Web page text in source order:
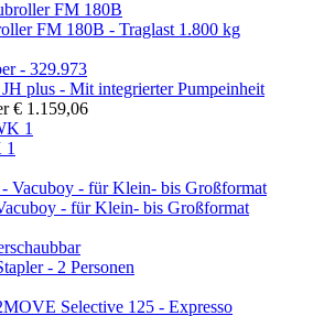
FM 180B - Traglast 1.800 kg
plus - Mit integrierter Pumpeinheit
€ 1.159,06
1
- für Klein- bis Großformat
- 2 Personen